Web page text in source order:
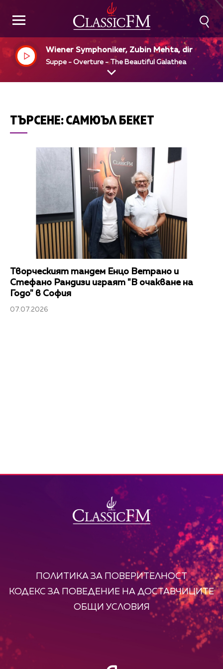
Wiener Symphoniker, Zubin Mehta, dir
Suppe - Overture - The Beautiful Galathea
ТЪРСЕНЕ:САМЮЪЛ БЕКЕТ
Творческият тандем Енцо Ветрано и
Стефано Рандизи играят "В очакване на
Годо" в София
07.07.2026
ПОЛИТИКА ЗА ПОВЕРИТЕЛНОСТ
КОДЕКС ЗА ПОВЕДЕНИЕ НА ДОСТАВЧИЦИТЕ
ОБЩИ УСЛОВИЯ